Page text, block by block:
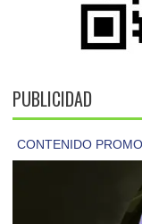
PUBLICIDAD